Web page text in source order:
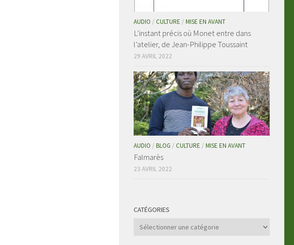
AUDIO / CULTURE / MISE EN AVANT
L’instant précis où Monet entre dans
l’atelier, de Jean-Philippe Toussaint
29 AVRIL 2022
AUDIO / BLOG / CULTURE / MISE EN AVANT
Falmarès
23 AVRIL 2022
CATÉGORIES
Catégories